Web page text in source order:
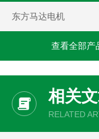
东方马达电机
查看全部产
相关
RELATED